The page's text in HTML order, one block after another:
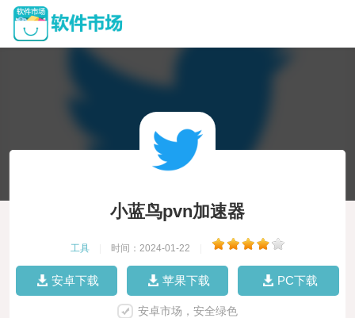
小蓝鸟pvn加速器
工具 时间：2024-01-22
安卓下载 苹果下载 PC下载
安卓市场，安全绿色